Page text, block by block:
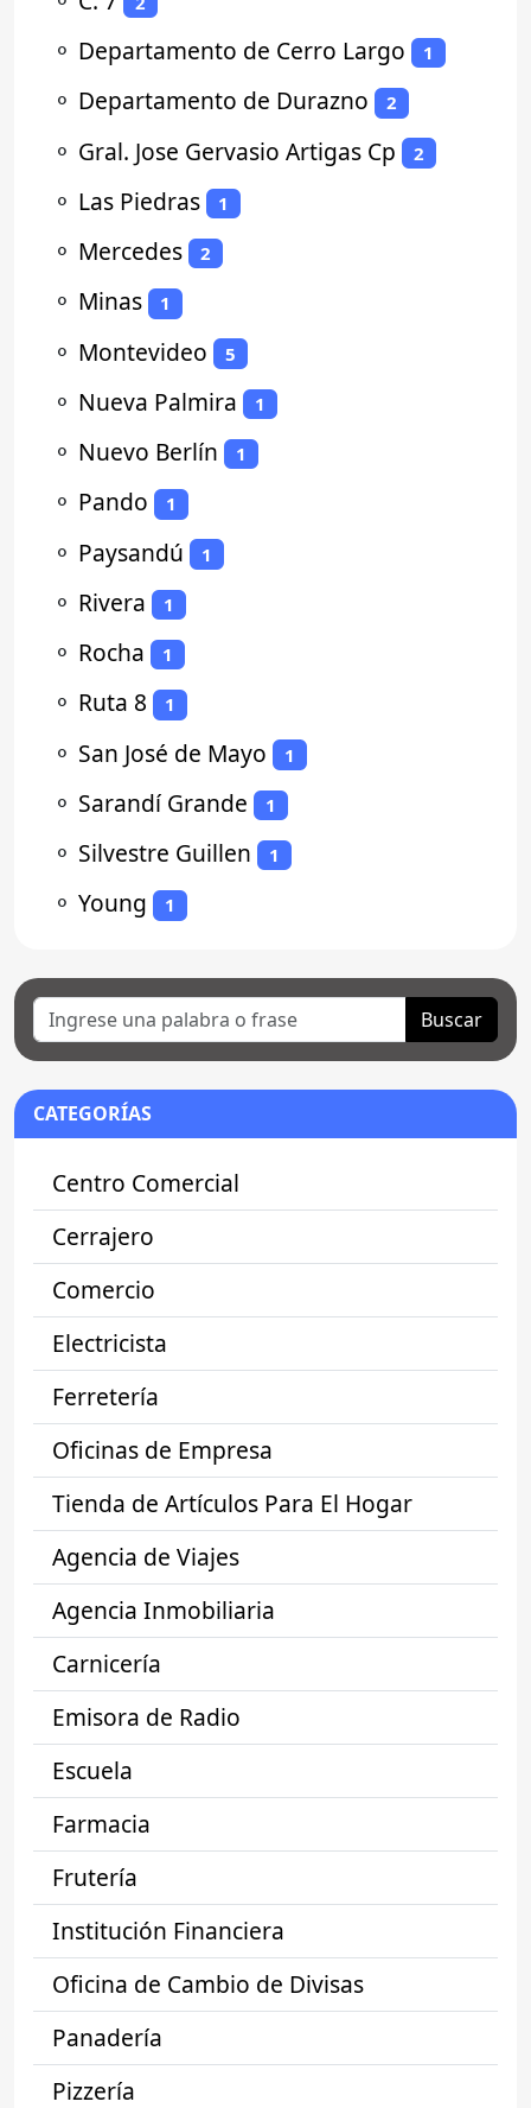
⚬ Departamento de Cerro Largo 1
⚬ Departamento de Durazno 2
⚬ Gral. Jose Gervasio Artigas Cp 2
⚬ Las Piedras 1
⚬ Mercedes 2
⚬ Minas 1
⚬ Montevideo 5
⚬ Nueva Palmira 1
⚬ Nuevo Berlín 1
⚬ Pando 1
⚬ Paysandú 1
⚬ Rivera 1
⚬ Rocha 1
⚬ Ruta 8 1
⚬ San José de Mayo 1
⚬ Sarandí Grande 1
⚬ Silvestre Guillen 1
⚬ Young 1
Buscar
CATEGORÍAS
Centro Comercial
Cerrajero
Comercio
Electricista
Ferretería
Oficinas de Empresa
Tienda de Artículos Para El Hogar
Agencia de Viajes
Agencia Inmobiliaria
Carnicería
Emisora de Radio
Escuela
Farmacia
Frutería
Institución Financiera
Oficina de Cambio de Divisas
Panadería
Pizzería